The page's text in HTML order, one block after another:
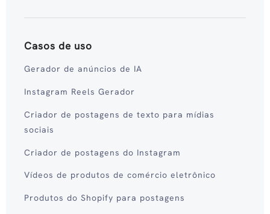
Casos de uso
Gerador de anúncios de IA
Instagram Reels Gerador
Criador de postagens de texto para mídias
sociais
Criador de postagens do Instagram
Vídeos de produtos de comércio eletrônico
Produtos do Shopify para postagens